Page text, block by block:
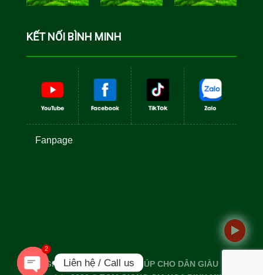
KẾT NỐI BÌNH MINH
Fanpage
GIỐNG TỐT TÔM TO - GIÚP CHO DÂN GIÀU
Liên hệ / Call us
2